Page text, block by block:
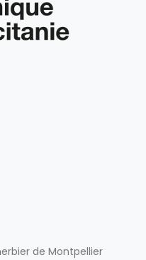
de Montpellier